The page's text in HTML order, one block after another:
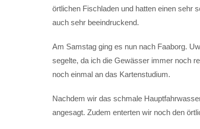
örtlichen Fischladen und hatten einen sehr
auch sehr beeindruckend.
Am Samstag ging es nun nach Faaborg.
segelte, da ich die Gewässer immer noch
noch einmal an das Kartenstudium.
Nachdem wir das schmale
angesagt. Zudem enterten wir noch den